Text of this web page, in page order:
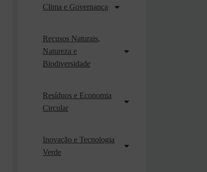
Clima e Governança
Recusos Naturais,
Natureza e
Biodiversidade
Resíduos e Economia
Circular
Inovação e Tecnologia
Verde